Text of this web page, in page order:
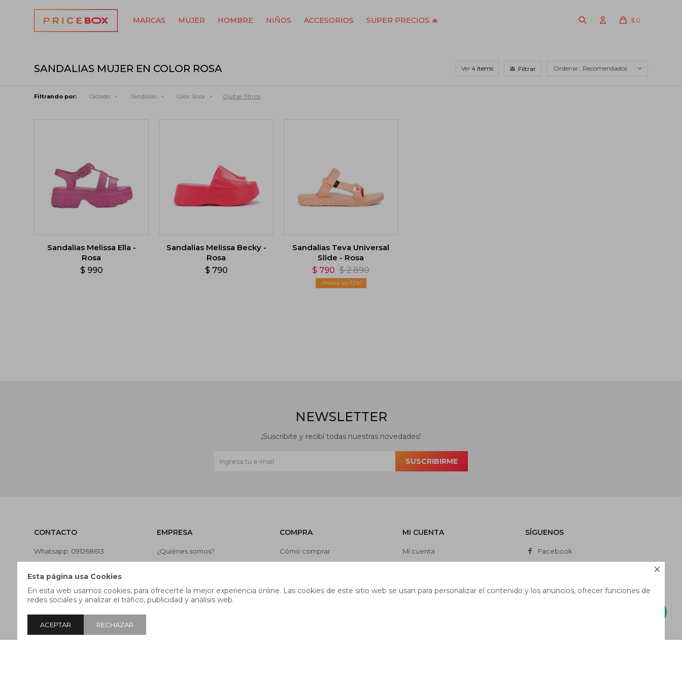

Esta página usa Cookies
En esta web usamos cookies, para ofrecerte la mejor experiencia online. Las cookies de este sitio web se usan para personalizar el contenido y los anuncios, ofrecer funciones de
redes sociales y analizar el tráfico, publicidad y análisis web.
ACEPTAR RECHAZAR
MARCAS MUJER HOMBRE NIÑOS ACCESORIOS SUPER PRECIOS 🔥 $ 0
SANDALIAS MUJER EN COLOR ROSA Ver Recomendados
Filtrando por: Calzado Sandalias Color: Rosa Quitar filtros
Sandalias Melissa Ella -
Rosa
$ 990
Sandalias Melissa Becky -
Rosa
$ 790
Sandalias Teva Universal
Slide - Rosa
$ 790 $ 2.890
72
CONTACTO
Whatsapp: 091268613
Lunes a jueves de 9:00 a 13:00 y
de 14:00 a 17:45, viernes de 9:30
a 13:00 y de 14:00 a 17:45.
EMPRESA
¿Quiénes somos?
Nuestras tiendas
COMPRA
Cómo comprar
MI CUENTA
Mi cuenta
Wish List
SÍGUENOS
Facebook
NEWSLETTER
¡Suscribite y recibí todas nuestras novedades!
SUSCRIBIRME